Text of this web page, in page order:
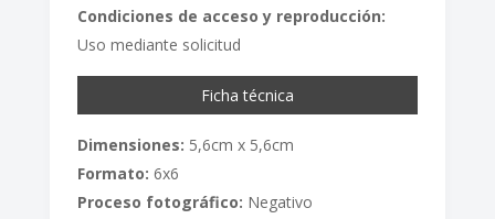
Condiciones de acceso y reproducción:
Uso mediante solicitud
Ficha técnica
Dimensiones: 5,6cm x 5,6cm
Formato: 6x6
Proceso fotográfico: Negativo